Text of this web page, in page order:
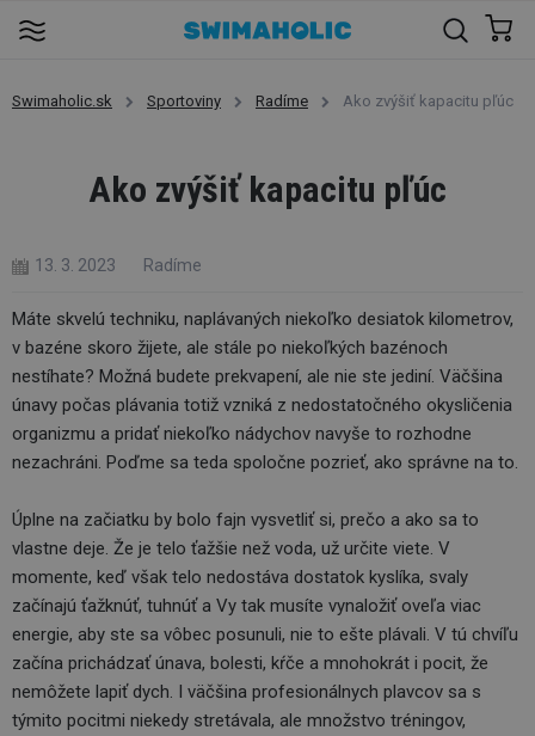
Swimaholic.sk Sportoviny Radíme Ako zvýšiť kapacitu pľúc
Ako zvýšiť kapacitu pľúc
13. 3. 2023 Radíme
Máte skvelú techniku, naplávaných niekoľko desiatok kilometrov,
v bazéne skoro žijete, ale stále po niekoľkých bazénoch
nestíhate? Možná budete prekvapení, ale nie ste jediní. Väčšina
únavy počas plávania totiž vzniká z nedostatočného okysličenia
organizmu a pridať niekoľko nádychov navyše to rozhodne
nezachráni. Poďme sa teda spoločne pozrieť, ako správne na to.
Úplne na začiatku by bolo fajn vysvetliť si, prečo a ako sa to
vlastne deje. Že je telo ťažšie než voda, už určite viete. V
momente, keď však telo nedostáva dostatok kyslíka, svaly
začínajú ťažknúť, tuhnúť a Vy tak musíte vynaložiť oveľa viac
energie, aby ste sa vôbec posunuli, nie to ešte plávali. V tú chvíľu
začína prichádzať únava, bolesti, kŕče a mnohokrát i pocit, že
nemôžete lapiť dych. I väčšina profesionálnych plavcov sa s
týmito pocitmi niekedy stretávala, ale množstvo tréningov,